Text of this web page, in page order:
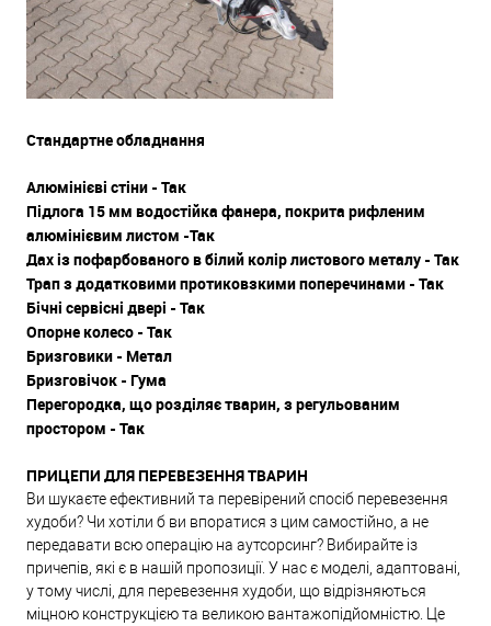
Стандартне обладнання
Алюмінієві стіни - Так
Підлога 15 мм водостійка фанера, покрита рифленим
алюмінієвим листом -Так
Дах із пофарбованого в білий колір листового металу - Так
Трап з додатковими протиковзкими поперечинами - Так
Бічні сервісні двері - Так
Опорне колесо - Так
Бризговики - Метал
Бризговічок - Гума
Перегородка, що розділяє тварин, з регульованим
простором - Так
ПРИЦЕПИ ДЛЯ ПЕРЕВЕЗЕННЯ ТВАРИН
Ви шукаєте ефективний та перевірений спосіб перевезення
худоби? Чи хотіли б ви впоратися з цим самостійно, а не
передавати всю операцію на аутсорсинг? Вибирайте із
причепів, які є в нашій пропозиції. У нас є моделі, адаптовані,
у тому числі, для перевезення худоби, що відрізняються
міцною конструкцією та великою вантажопідйомністю. Це